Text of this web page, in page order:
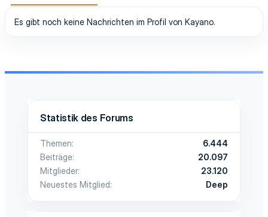
Es gibt noch keine Nachrichten im Profil von Kayano.
Statistik des Forums
Themen
6.444
Beiträge
20.097
Mitglieder
23.120
Neuestes Mitglied
Deep